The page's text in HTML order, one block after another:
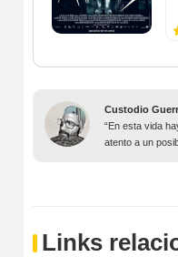
Custodio
“En esta vida
atento a un
Links